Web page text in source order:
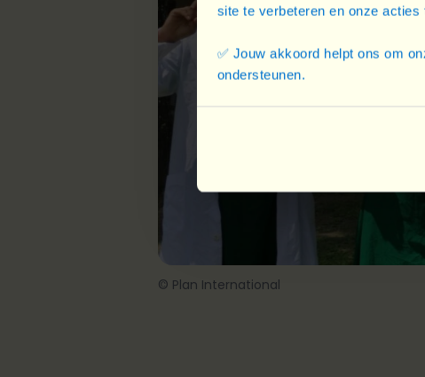
site te verbeteren en onze
✅ Jouw akkoord helpt ons om
ondersteunen.
© Plan International